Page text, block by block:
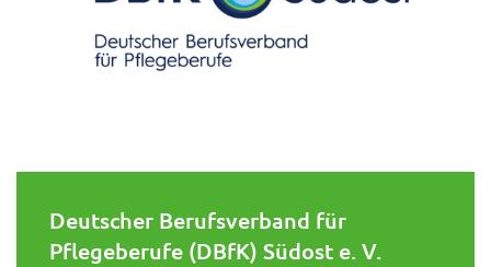
Deutscher Berufsverband für
Pflegeberufe (DBfK) Südost e. V.